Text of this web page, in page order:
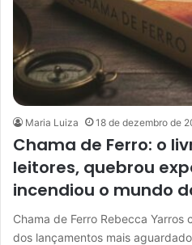
Maria Luiza 18 de dezembro de
Chama de Ferro: o
leitores, quebrou
incendiou o mundo
Chama de Ferro Rebecca
dos lançamentos mais